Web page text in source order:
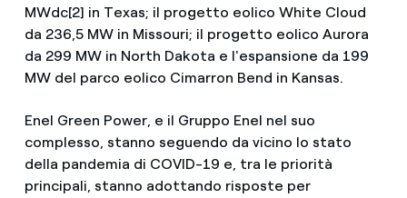
MWdc[2] in Texas; il progetto eolico White Cloud
da 236,5 MW in Missouri; il progetto eolico Aurora
da 299 MW in North Dakota e l'espansione da 199
MW del parco eolico Cimarron Bend in Kansas.
Enel Green Power, e il Gruppo Enel nel suo
complesso, stanno seguendo da vicino lo stato
della pandemia di COVID-19 e, tra le priorità
principali, stanno adottando risposte per